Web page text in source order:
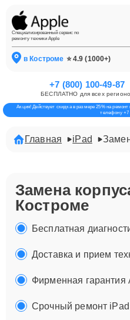
Специализированный сервис по
ремонту техники Apple
в Костроме ⭐ 4.9 (1000+)
+7 (800) 100-49-87
БЕСПЛАТНО для всех
Акция! Действует скидка в размере 25% на
телефону +7
Главная iPad
Замена
Костроме
Бесплатная
Доставка и прием
Фирменная гарантия
Срочный ремонт iPad